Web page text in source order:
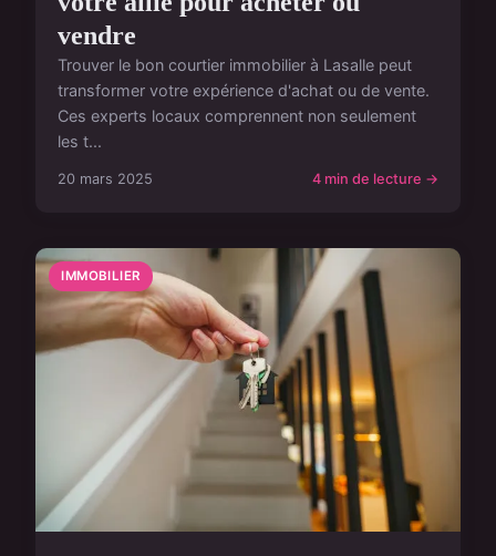
vendre
Trouver le bon courtier immobilier à Lasalle peut
transformer votre expérience d'achat ou de vente.
Ces experts locaux comprennent non seulement
les t...
20 mars 2025 4 min de lecture →
IMMOBILIER